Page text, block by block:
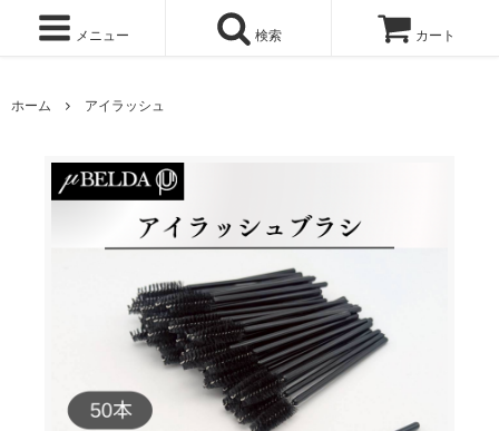
メニュー 検索 カート
ホーム アイラッシュ